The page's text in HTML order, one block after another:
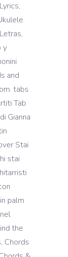
y
and
tabs
Tab
Gianna
Stai
stai
palm
the
Chords